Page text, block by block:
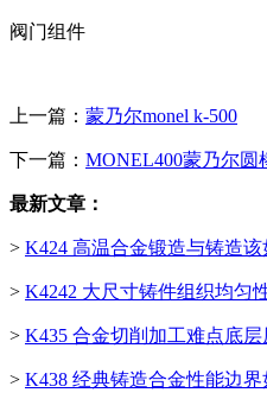
阀门组件
上一篇： 蒙乃尔monel k-500
下一篇： MONEL400蒙乃尔圆
最新文章：
> K424 高温合金锻造与铸造该
> K4242 大尺寸铸件组织均匀
> K435 合金切削加工难点底层
> K438 经典铸造合金性能边界